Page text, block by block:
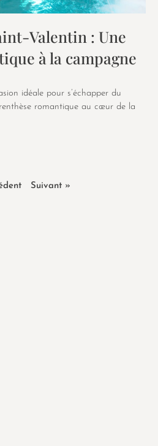
Valentin : Une
à la campagne
idéale pour s’échapper du
romantique au cœur de la
Suivant »